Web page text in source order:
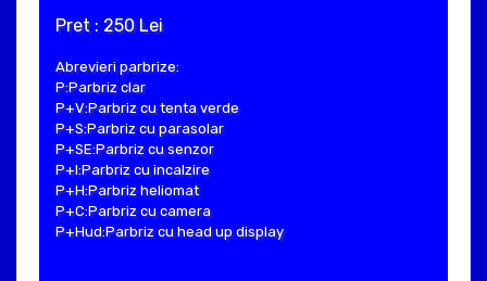
Pret : 250 Lei
Abrevieri parbrize:
P:Parbriz clar
P+V:Parbriz cu tenta verde
P+S:Parbriz cu parasolar
P+SE:Parbriz cu senzor
P+I:Parbriz cu incalzire
P+H:Parbriz heliomat
P+C:Parbriz cu camera
P+Hud:Parbriz cu head up display